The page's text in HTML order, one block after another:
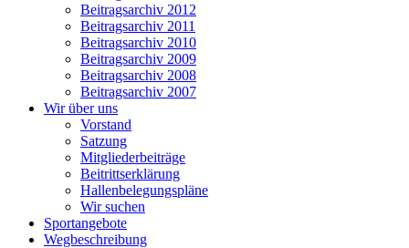
Beitragsarchiv 2012
Beitragsarchiv 2011
Beitragsarchiv 2010
Beitragsarchiv 2009
Beitragsarchiv 2008
Beitragsarchiv 2007
Wir über uns
Vorstand
Satzung
Mitgliederbeiträge
Beitrittserklärung
Hallenbelegungspläne
Wir suchen
Sportangebote
Wegbeschreibung